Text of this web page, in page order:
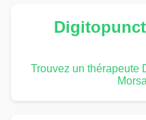
Trouvez un thérapeute